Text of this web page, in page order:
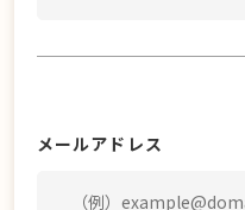
メールアドレス